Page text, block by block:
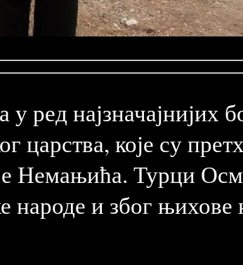
ред најзначајнијих
царства, које су
Немањића. Турци
и због њихове